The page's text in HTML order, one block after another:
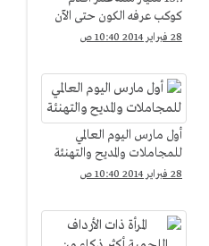
كوكب عرفه الكون حتى الآن
28 فبراير 2014 10:40 ص
أول مارس اليوم العالمي
للمجاملات والمديح والتهنئة
28 فبراير 2014 10:40 ص